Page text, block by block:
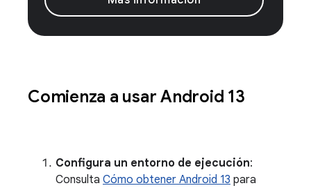
Comienza a usar Android 13
Configura un entorno de ejecución:
Consulta Cómo obtener Android 13 para